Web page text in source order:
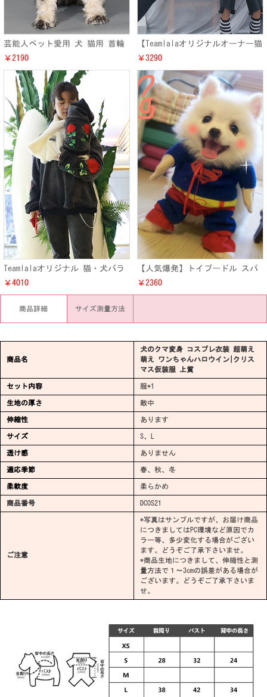
芸能人ペット愛用 犬 猫用 首輪
ネックレス お洒落 ドッグス フ
ェザーネックレス アクセサリー
￥2190
【Teamlalaオリジナルオーナー猫
犬ペアルック】 ピンク・ミドル
私服風 ドッグス・キャット 春夏
秋冬兼用 洋服衣装
￥3290
Teamlalaオリジナル 猫・犬バラ
刺繍プリント パーカー洋服衣装
秋冬兼用 上品 ねこ・ワンちゃん
長袖 オーナー様とペットペアル
￥4010
【人気爆発】トイプードル スパ
イダーマン風変装服 ミニチュア
ダックスハロウイン変装服通販
￥2360
商品詳細 サイズ測量方法
商品名
犬のクマ変身 コスプレ衣装 超萌え
萌え ワンちゃんハロウイン|クリス
マス仮装服 上質
セット内容 服*1
生地の厚さ 敵中
伸縮性 あります
サイズ S、L
透け感 ありません
適応季節 春、秋、冬
柔軟度 柔らかめ
商品番号 DCOS21
ご注意
*写真はサンプルですが、お届け商品
につきましてはPC環境など原因でカ
ラー等、多少変化する場合がござい
ます。どうぞご了承下さいませ。
*商品生地につきまして、伸縮性と測
量方法で１～3cmの誤差がある場合が
ございます。どうぞご了承下さいま
せ。